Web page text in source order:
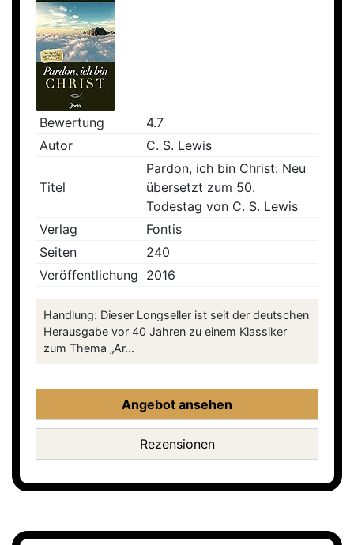
Bewertung
4.7
Autor
C. S. Lewis
Titel
Pardon, ich bin Christ: Neu
übersetzt zum 50.
Todestag von C. S. Lewis
Verlag
Fontis
Seiten
240
Veröffentlichung 2016
Handlung: Dieser Longseller ist seit der deutschen
Herausgabe vor 40 Jahren zu einem Klassiker
zum Thema „Ar...
Angebot ansehen
Rezensionen